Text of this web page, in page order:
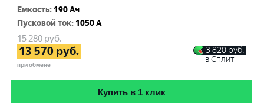
Емкость: 190 Ач
Пусковой ток: 1050 A
15 280руб.
13 570 руб.
при обмене
3 820 руб.
в Сплит
Купить в 1 клик